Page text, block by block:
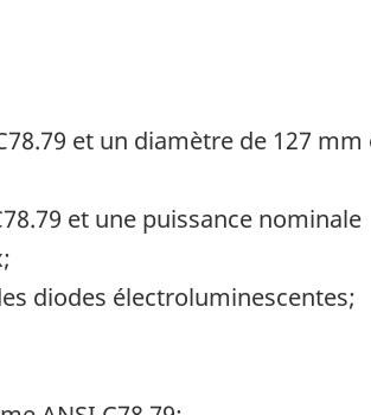
et un diamètre de 127 mm
et une puissance nominale
diodes électroluminescentes;